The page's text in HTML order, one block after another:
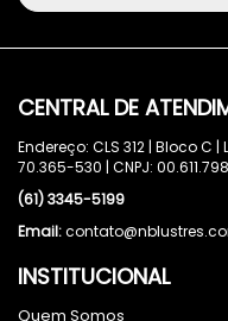
CENTRAL DE
Endereço: CLS 312 | Bloco C
70.365-530 | CNPJ:
(61) 3345-5199
Email:
INSTITUCIONAL
Quem Somos